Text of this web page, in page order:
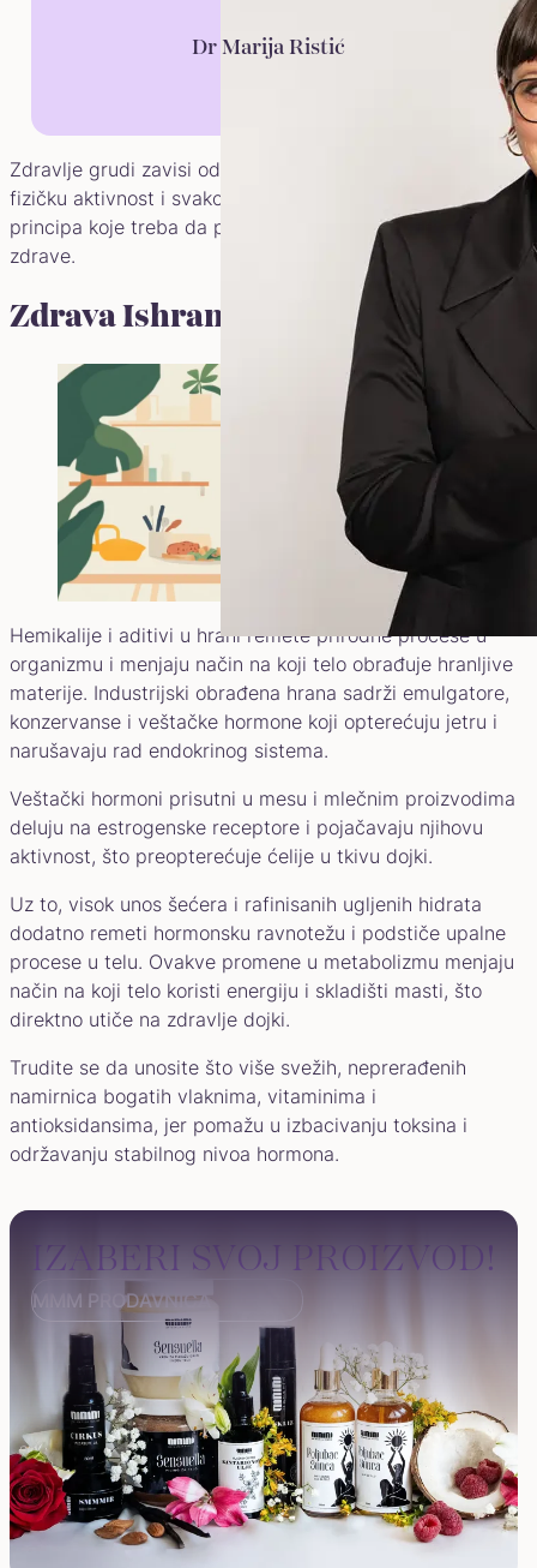
Dr Marija Ristić
Zdravlje grudi zavisi od više faktora, uključujući ishranu,
fizičku aktivnost i svakodnevne navike. Evo osnovnih
principa koje treba da pratite kako bi vaše grudi ostale
zdrave.
Zdrava Ishrana
Hemikalije i aditivi u hrani remete prirodne procese u
organizmu i menjaju način na koji telo obrađuje hranljive
materije. Industrijski obrađena hrana sadrži emulgatore,
konzervanse i veštačke hormone koji opterećuju jetru i
narušavaju rad endokrinog sistema.
Veštački hormoni prisutni u mesu i mlečnim proizvodima
deluju na estrogenske receptore i pojačavaju njihovu
aktivnost, što preopterećuje ćelije u tkivu dojki.
Uz to, visok unos šećera i rafinisanih ugljenih hidrata
dodatno remeti hormonsku ravnotežu i podstiče upalne
procese u telu. Ovakve promene u metabolizmu menjaju
način na koji telo koristi energiju i skladišti masti, što
direktno utiče na zdravlje dojki.
Trudite se da unosite što više svežih, neprerađenih
namirnica bogatih vlaknima, vitaminima i
antioksidansima, jer pomažu u izbacivanju toksina i
održavanju stabilnog nivoa hormona.
IZABERI SVOJ PROIZVOD!
MMM PRODAVNICA